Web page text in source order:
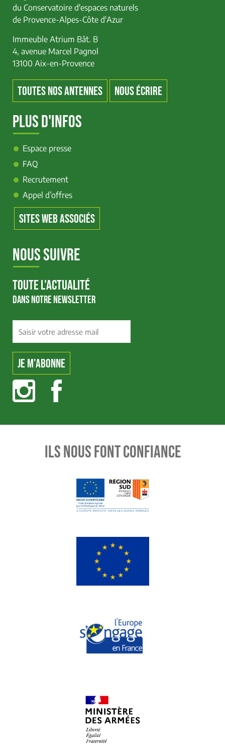
du Conservatoire d'espaces naturels
de Provence-Alpes-Côte d'Azur
Immeuble Atrium Bât. B
4, avenue Marcel Pagnol
13100 Aix-en-Provence
TOUTES NOS ANTENNES NOUS ÉCRIRE
PLUS D'INFOS
Espace presse
FAQ
Recrutement
Appel d’offres
SITES WEB ASSOCIÉS
NOUS SUIVRE
TOUTE L'ACTUALITÉ
DANS NOTRE NEWSLETTER
ILS NOUS FONT CONFIANCE